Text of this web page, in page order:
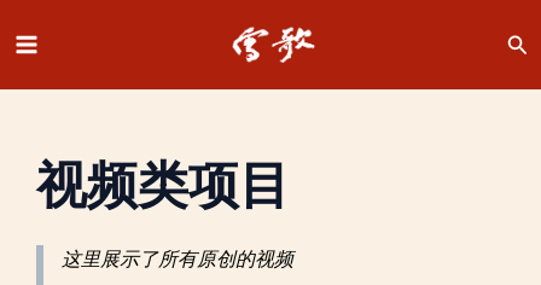
至
视频类项目
这里展示了所有原创的视频